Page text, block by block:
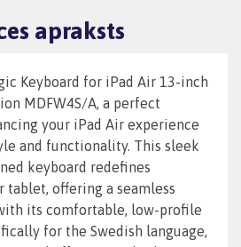
apraksts
Keyboard for iPad Air 13-inch
MDFW4S/A, a perfect
your iPad Air experience
and functionality. This sleek
keyboard redefines
offering a seamless
its comfortable, low-profile
for the Swedish language,